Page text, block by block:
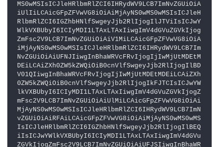
MS0wMSIsICJleHRlbmRlZCI6IHRydWV9LCB7ImNvZGUiOiA
iUlIiLCAicGFpZFVwVG8iOiAiMjAyNS0wMS0wMSIsICJleH
RlbmRlZCI6IGZhbHNlfSwgeyJjb2RlIjogIlJTViIsICJwY
WlkVXBUbyI6ICIyMDI1LTAxLTAxIiwgImV4dGVuZGVkIjog
ZmFsc2V9LCB7ImNvZGUiOiAiV1MiLCAicGFpZFVwVG8iOiA
iMjAyNS0wMS0wMSIsICJleHRlbmRlZCI6IHRydWV9LCB7Im
NvZGUiOiAiUFNJIiwgInBhaWRVcFRvIjogIjIwMjUtMDEtM
DEiLCAiZXh0ZW5kZWQiOiB0cnVlfSwgeyJjb2RlIjogIlBD
V01QIiwgInBhaWRVcFRvIjogIjIwMjUtMDEtMDEiLCAiZXh
0ZW5kZWQiOiB0cnVlfSwgeyJjb2RlIjogIkFJTCIsICJwYW
lkVXBUbyI6ICIyMDI1LTAxLTAxIiwgImV4dGVuZGVkIjogZ
mFsc2V9LCB7ImNvZGUiOiAiUlMiLCAicGFpZFVwVG8iOiAi
MjAyNS0wMS0wMSIsICJleHRlbmRlZCI6IHRydWV9LCB7ImN
vZGUiOiAiRFAiLCAicGFpZFVwVG8iOiAiMjAyNS0wMS0wMS
IsICJleHRlbmRlZCI6IGZhbHNlfSwgeyJjb2RlIjogIlBEQ
iIsICJwYWlkVXBUbyI6ICIyMDI1LTAxLTAxIiwgImV4dGVu
ZGVkIjogZmFsc2V9LCB7ImNvZGUiOiAiUFJSIiwgInBhaWR